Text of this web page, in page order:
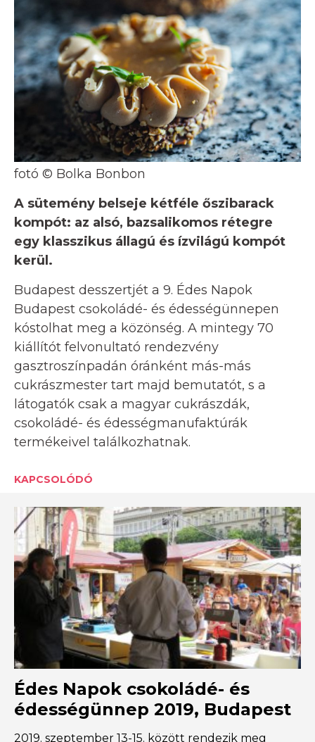
fotó © Bolka Bonbon
A sütemény belseje kétféle őszibarack
kompót: az alsó, bazsalikomos rétegre
egy klasszikus állagú és ízvilágú kompót
kerül.
Budapest desszertjét a 9. Édes Napok
Budapest csokoládé- és édességünnepen
kóstolhat meg a közönség. A mintegy 70
kiállítót felvonultató rendezvény
gasztroszínpadán óránként más-más
cukrászmester tart majd bemutatót, s a
látogatók csak a magyar cukrászdák,
csokoládé- és édességmanufaktúrák
termékeivel találkozhatnak.
KAPCSOLÓDÓ
Édes Napok csokoládé- és
édességünnep 2019, Budapest
2019. szeptember 13-15. között rendezik meg